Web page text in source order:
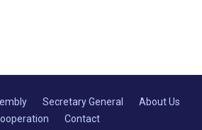
Secretary General
About Us
Contact